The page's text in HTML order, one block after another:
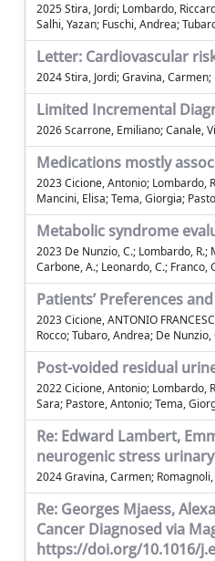
2025 Stira, Jordi; Lombardo,
Salhi, Yazan; Fuschi, Andrea;
Letter: Cardiovascular
2024 Stira, Jordi; Gravina,
Limited Incremental
2026 Scarrone, Emiliano; Canale,
Medications mostly
2023 Cicione, Antonio; Lombardo,
Mancini, Elisa; Tema, Giorgia;
Metabolic syndrome
2023 De Nunzio, C.; Lombardo, R.;
Carbone, A.; Leonardo, C.; Franco,
Patients’ Preferences
2023 Cicione, ANTONIO
Rocco; Tubaro, Andrea; De
Post-voided residual
2022 Cicione, Antonio; Lombardo,
Sara; Pastore, Antonio; Tema,
Re: Edward Lambert,
neurogenic stress
2024 Gravina, Carmen;
Re: Georges Mjaess,
Cancer Diagnosed via
https://doi.org/10.1016/